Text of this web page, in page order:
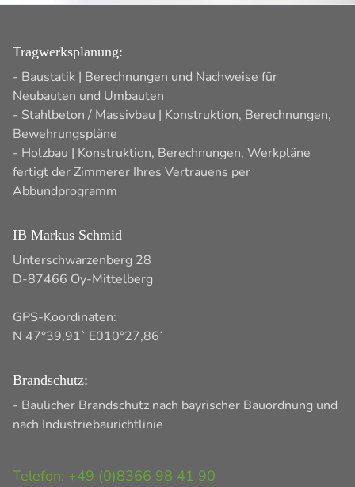
Tragwerksplanung:
- Baustatik | Berechnungen und Nachweise für
Neubauten und Umbauten
- Stahlbeton / Massivbau | Konstruktion, Berechnungen,
Bewehrungspläne
- Holzbau | Konstruktion, Berechnungen, Werkpläne
fertigt der Zimmerer Ihres Vertrauens per
Abbundprogramm
IB Markus Schmid
Unterschwarzenberg 28
D-87466 Oy-Mittelberg
GPS-Koordinaten:
N 47°39,91` E010°27,86´
Brandschutz:
- Baulicher Brandschutz nach bayrischer Bauordnung und
nach Industriebaurichtlinie
Telefon: +49 (0)8366 98 41 90